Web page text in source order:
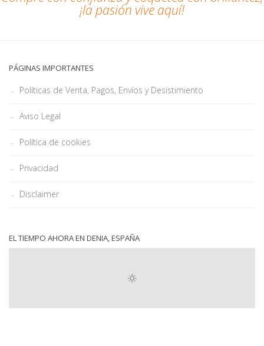
¡la pasión vive aquí!
PÁGINAS IMPORTANTES
Políticas de Venta, Pagos, Envíos y Desistimiento
Aviso Legal
Política de cookies
Privacidad
Disclaimer
EL TIEMPO AHORA EN DENIA, ESPAÑA